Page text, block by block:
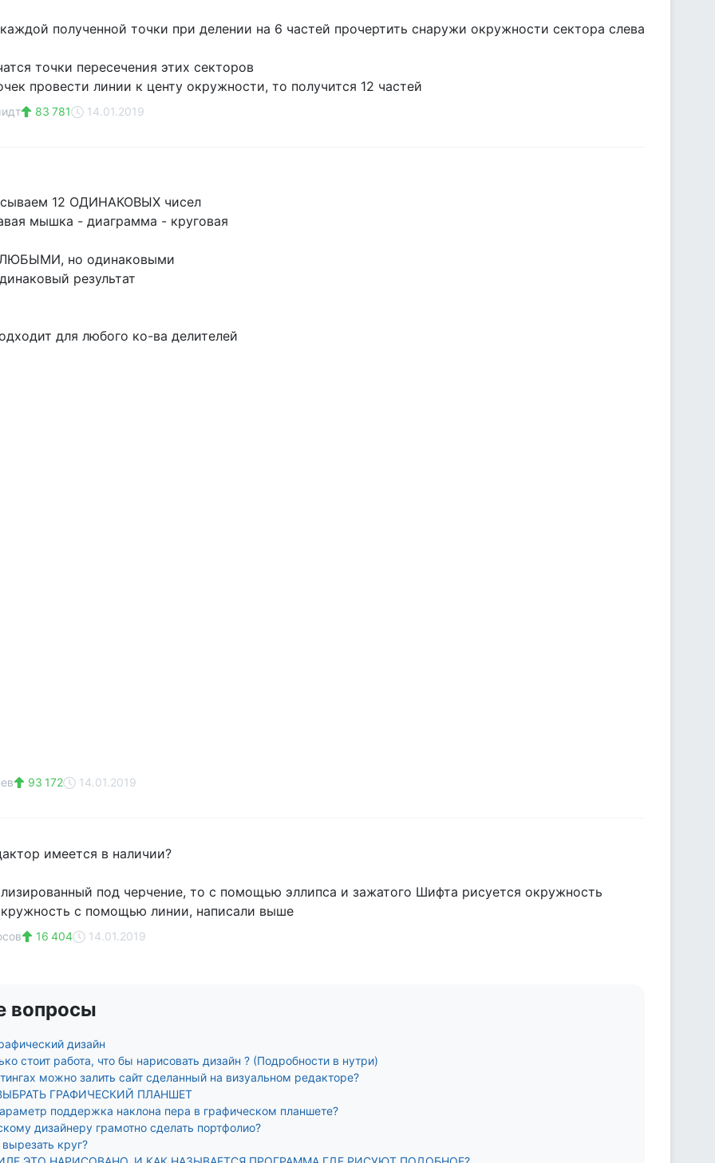
полученной точки при делении на 6 частей прочертить снаружи окружности сектора слева
точки пересечения этих секторов
провести линии к центу окружности, то получится 12 частей
83 781 14.01.2019
12 ОДИНАКОВЫХ чисел
мышка - диаграмма - круговая
но одинаковыми
результат
для любого ко-ва делителей
93 172 14.01.2019
имеется в наличии?
под черчение, то с помощью эллипса и зажатого Шифта рисуется окружность
с помощью линии, написали выше
16 404 14.01.2019
вопросы
дизайн
стоит работа, что бы нарисовать дизайн ? (Подробности в нутри)
можно залить сайт сделанный на визуальном редакторе?
ГРАФИЧЕСКИЙ ПЛАНШЕТ
поддержка наклона пера в графическом планшете?
дизайнеру грамотно сделать портфолио?
круг?